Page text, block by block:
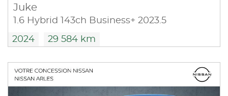
Juke
1.6 Hybrid 143ch Business+ 2023.5
2024 29 584 km